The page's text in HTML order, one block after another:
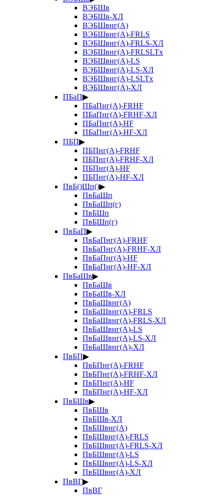
ВЭБШв
ВЭБШв-ХЛ
ВЭБШвнг(А)
ВЭБШвнг(А)-FRLS
ВЭБШвнг(А)-FRLS-ХЛ
ВЭБШвнг(А)-FRLSLTx
ВЭБШвнг(А)-LS
ВЭБШвнг(А)-LS-ХЛ
ВЭБШвнг(А)-LSLTx
ВЭБШвнг(А)-ХЛ
ПБаП▶
ПБаПнг(А)-FRHF
ПБаПнг(А)-FRHF-ХЛ
ПБаПнг(А)-HF
ПБаПнг(А)-HF-ХЛ
ПБП▶
ПБПнг(А)-FRHF
ПБПнг(А)-FRHF-ХЛ
ПБПнг(А)-HF
ПБПнг(А)-HF-ХЛ
ПвБ()Шп()▶
ПвБаШп
ПвБаШп(г)
ПвБШп
ПвБШп(г)
ПвБаП▶
ПвБаПнг(А)-FRHF
ПвБаПнг(А)-FRHF-ХЛ
ПвБаПнг(А)-HF
ПвБаПнг(А)-HF-ХЛ
ПвБаШв▶
ПвБаШв
ПвБаШв-ХЛ
ПвБаШвнг(А)
ПвБаШвнг(А)-FRLS
ПвБаШвнг(А)-FRLS-ХЛ
ПвБаШвнг(А)-LS
ПвБаШвнг(А)-LS-ХЛ
ПвБаШвнг(А)-ХЛ
ПвБП▶
ПвБПнг(А)-FRHF
ПвБПнг(А)-FRHF-ХЛ
ПвБПнг(А)-HF
ПвБПнг(А)-HF-ХЛ
ПвБШв▶
ПвБШв
ПвБШв-ХЛ
ПвБШвнг(А)
ПвБШвнг(А)-FRLS
ПвБШвнг(А)-FRLS-ХЛ
ПвБШвнг(А)-LS
ПвБШвнг(А)-LS-ХЛ
ПвБШвнг(А)-ХЛ
ПвВГ▶
ПвВГ